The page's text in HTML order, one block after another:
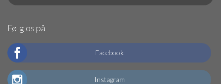
Følg os på
Facebook
Instagram